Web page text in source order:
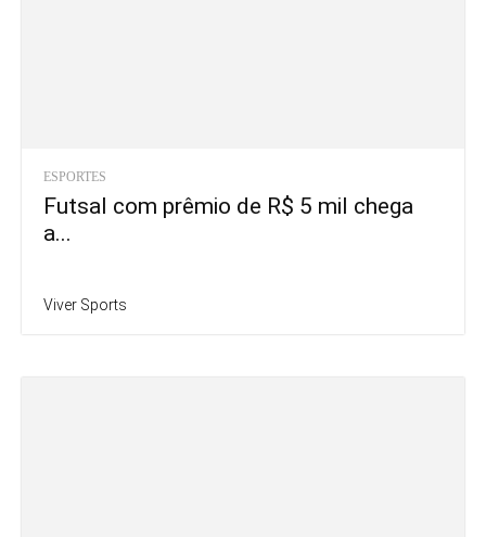
ESPORTES
Futsal com prêmio de R$ 5 mil chega
a...
Viver Sports